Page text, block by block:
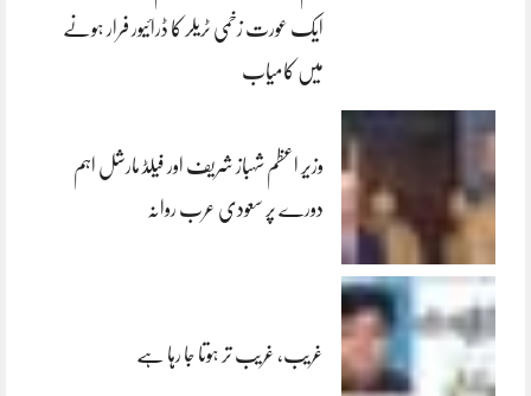
ایک عورت زخمی ٹریلر کا ڈرائیور فرار ہونے
میں کامیاب
وزیر اعظم شہباز شریف اور فیلڈ مارشل اہم
دورے پر سعودی عرب روانہ
غریب، غریب تر ہوتا جا رہا ہے